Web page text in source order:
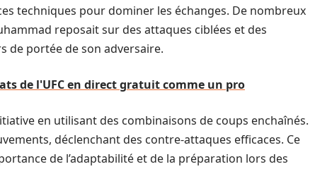
techniques pour dominer les échanges. De nombreux
reposait sur des attaques ciblées et des
de portée de son adversaire.
de l'UFC en direct gratuit comme un pro
en utilisant des combinaisons de coups enchaînés.
déclenchant des contre-attaques efficaces. Ce
de l’adaptabilité et de la préparation lors des